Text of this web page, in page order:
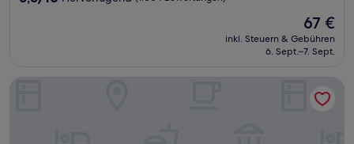
Der
Preis
beträgt
67 €
inkl. Steuern & Gebühren
6. Sept.–7. Sept.
Ville Celestine Hotel